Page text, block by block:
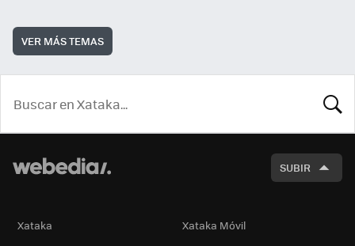
VER MÁS TEMAS
SUBIR
Xataka
Xataka Móvil